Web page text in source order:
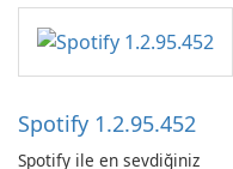
Spotify 1.2.95.452
Spotify ile en sevdiğiniz